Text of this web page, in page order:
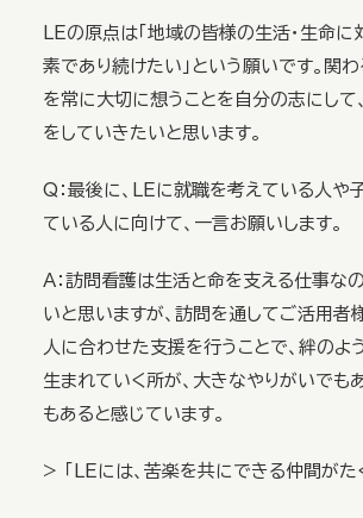
LEの原点は「地域の皆様の生活・生命に
素であり続けたい」という願いです。関
を常に大切に想うことを自分の志にして
をしていきたいと思います。
Q：最後に、LEに就職を考えている人や
ている人に向けて、一言お願いします。
A：訪問看護は生活と命を支える仕事な
いと思いますが、訪問を通してご活用者
人に合わせた支援を行うことで、絆のよ
生まれていく所が、大きなやりがいでも
もあると感じています。
> 「LEには、苦楽を共にできる仲間がた